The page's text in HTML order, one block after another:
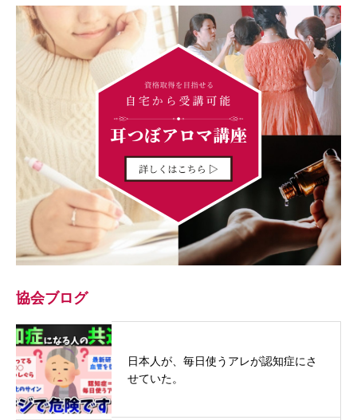
協会ブログ
日本人が、毎日使うアレが認知症にさ
せていた。